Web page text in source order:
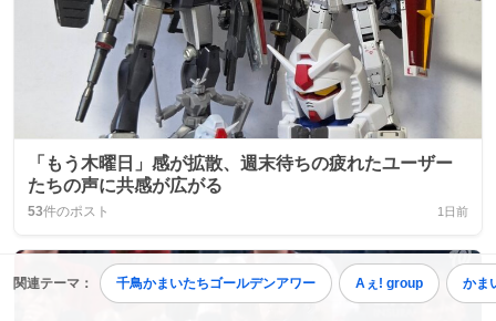
関連テーマ： 千鳥かまいたちゴールデンアワー Aぇ! group かま
「もう木曜日」感が拡散、週末待ちの疲れたユーザー
たちの声に共感が広がる
53件のポスト 1日前